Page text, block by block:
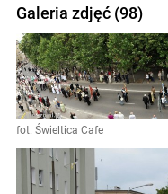
Galeria zdjęć (98)
fot. Świeltica Cafe